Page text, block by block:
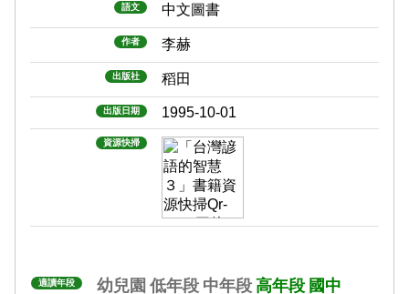
語文 中文圖書
作者 李赫
出版社 稻田
出版日期 1995-10-01
資源快掃
適讀年段 幼兒園 低年段 中年段 高年段 國中